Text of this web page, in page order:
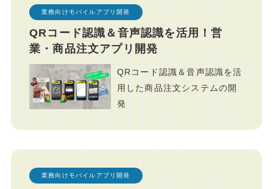
業務向けモバイルアプリ開発
QRコード認識＆音声認識を活用！営
業・商品注文アプリ開発
QRコード認識＆音声認識を活
用した商品注文システムの開
発
業務向けモバイルアプリ開発